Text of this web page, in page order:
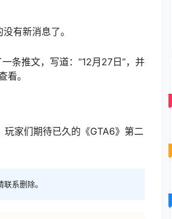
有新消息了。
条推文，写道：“12月27日”，并
。
家们期待已久的《GTA6》第二
系删除。